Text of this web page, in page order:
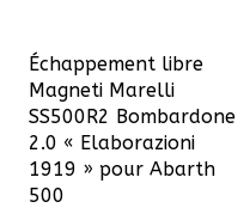
Échappement libre
Magneti Marelli
SS500R2 Bombardone
2.0 « Elaborazioni
1919 » pour Abarth
500